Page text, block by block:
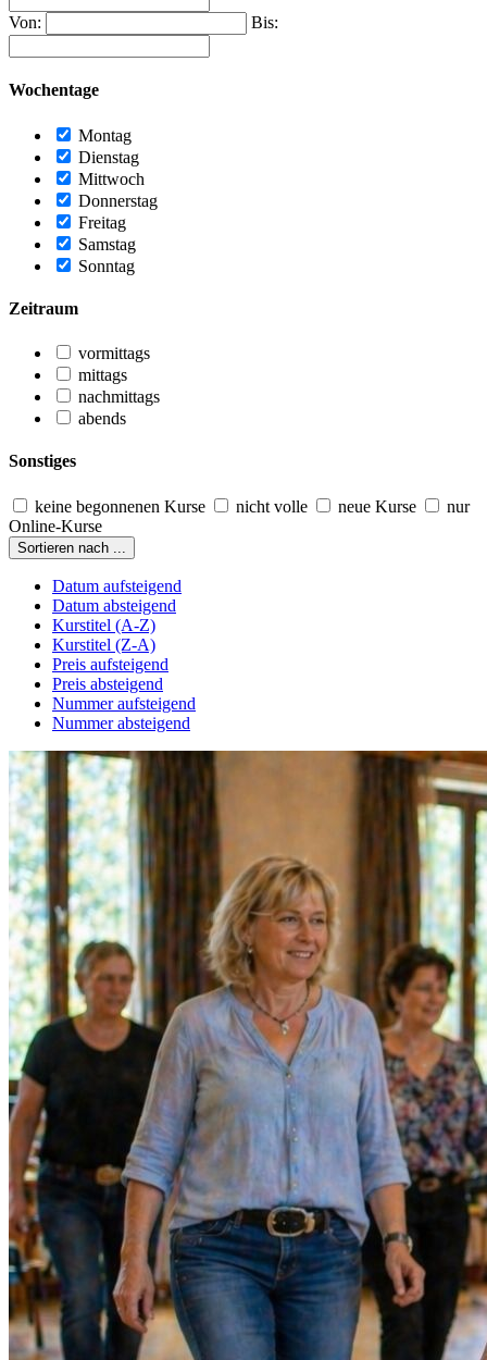
Von: Bis:
Wochentage
Montag
Dienstag
Mittwoch
Donnerstag
Freitag
Samstag
Sonntag
Zeitraum
vormittags
mittags
nachmittags
abends
Sonstiges
keine begonnenen Kurse nicht volle neue Kurse
nur
Online-Kurse
Sortieren nach ...
Datum aufsteigend
Datum absteigend
Kurstitel (A-Z)
Kurstitel (Z-A)
Preis aufsteigend
Preis absteigend
Nummer aufsteigend
Nummer absteigend